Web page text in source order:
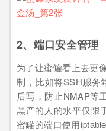
2、端口安全管理
为了让蜜罐看上去更
制，比如将SSH服务
后写，防止NMAP等
黑产的人的水平仅限
蜜罐的端口使用